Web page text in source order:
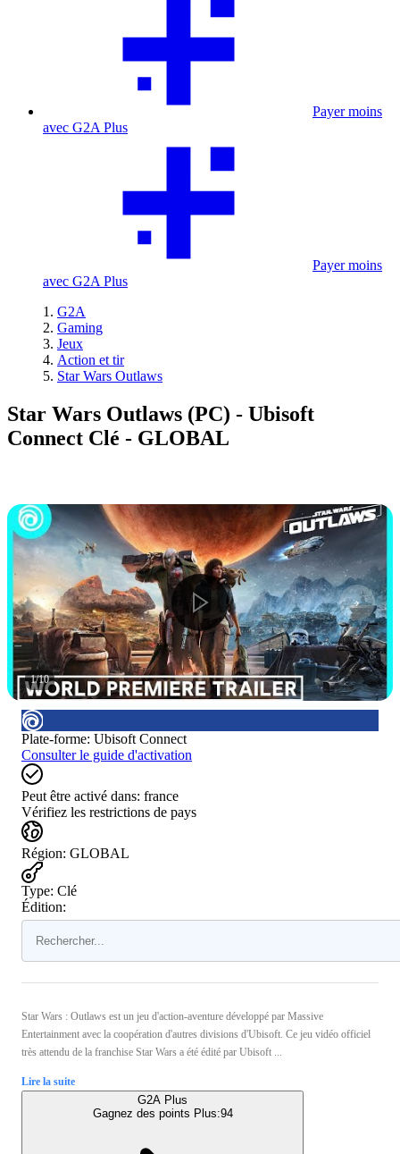
Payer moins
avec G2A Plus
Payer moins
avec G2A Plus
G2A
Gaming
Jeux
Action et tir
Star Wars Outlaws
Star Wars Outlaws (PC) - Ubisoft
Connect Clé - GLOBAL
1/10
Plate-forme: Ubisoft Connect
Consulter le guide d'activation
Peut être activé dans: france
Vérifiez les restrictions de pays
Région: GLOBAL
Type: Clé
Édition:
Star Wars : Outlaws est un jeu d'action-aventure développé par Massive
Entertainment avec la coopération d'autres divisions d'Ubisoft. Ce jeu vidéo officiel
très attendu de la franchise Star Wars a été édité par Ubisoft ...
Lire la suite
G2A Plus
Gagnez des points Plus:94